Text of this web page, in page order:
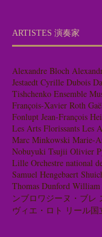
ARTISTES 演奏家
Alexandre Bloch
Jestaedt Cyrille Dubois
Tishchenko Ensemble
François-Xavier Roth
Fonlupt Jean-François
Les Arts Florissants Les
Marc Minkowski Marie-
Nobuyuki Tsujii Olivier
Lille Orchestre national
Samuel Hengebaert
Thomas Dunford William
ンブロワジーヌ・ブレ
ヴィエ・ロト リール